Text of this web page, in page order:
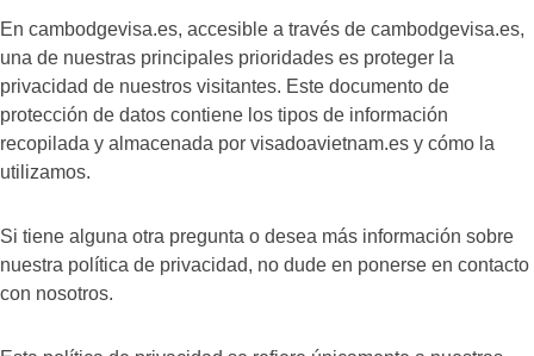
En cambodgevisa.es, accesible a través de cambodgevisa.es,
una de nuestras principales prioridades es proteger la
privacidad de nuestros visitantes. Este documento de
protección de datos contiene los tipos de información
recopilada y almacenada por visadoavietnam.es y cómo la
utilizamos.
Si tiene alguna otra pregunta o desea más información sobre
nuestra política de privacidad, no dude en ponerse en contacto
con nosotros.